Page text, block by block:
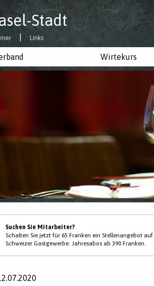
Stadt
Links
Wirtekurs
Suchen Sie Mitarbeiter?
Schalten Sie jetzt für 65 Franken ein Stellenangebot auf
Schweizer Gastgewerbe. Jahresabos ab 390 Franken.